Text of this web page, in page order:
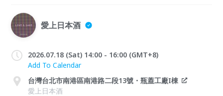
愛上日本酒
2026.07.18 (Sat) 14:00 - 16:00 (GMT+8)
Add To Calendar
台灣台北市南港區南港路二段13號・瓶蓋工廠I棟
愛上日本酒